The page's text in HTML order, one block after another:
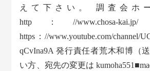
えて下さい。 調査会ホ
http：//www.chosa-
https：//www.youtube.com/channel/
qCvIna9A 発行責任者荒木和博（
い方、宛先の変更は